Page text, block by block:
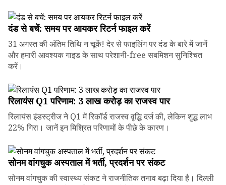
दंड से बचें: समय पर आयकर रिटर्न फाइल करें
31 अगस्त की अंतिम तिथि न चूकें! देर से फाइलिंग पर दंड के बारे में जानें
और हमारी आवश्यक गाइड के साथ परेशानी-free सबमिशन सुनिश्चित
करें।
रिलायंस Q1 परिणाम: ₹3 लाख करोड़ का राजस्व पार
रिलायंस इंडस्ट्रीज ने Q1 में रिकॉर्ड राजस्व वृद्धि दर्ज की, लेकिन शुद्ध लाभ
22% गिरा। जानें इन मिश्रित परिणामों के पीछे के कारण।
सोनम वांगचुक अस्पताल में भर्ती, प्रदर्शन पर संकट
सोनम वांगचुक की स्वास्थ्य संकट ने राजनीतिक तनाव बढ़ा दिया है। दिल्ली